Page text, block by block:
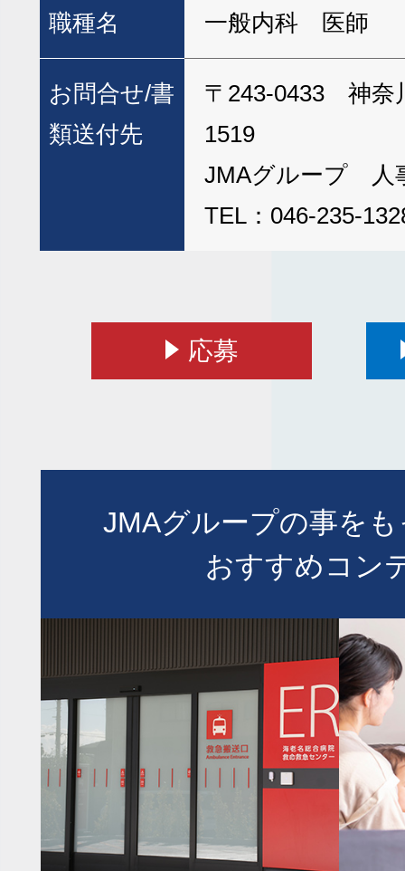
職種名 一般内科 医師
お問合せ/書
類送付先
〒243-0433 神奈
1519
JMAグループ 人
TEL：046-235-
応募
JMAグループの事を
おすすめコン